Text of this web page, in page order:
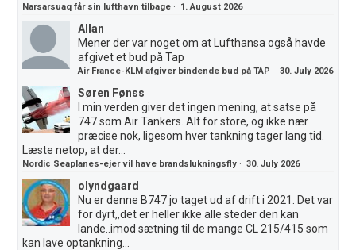
Narsarsuaq får sin lufthavn tilbage · 1. August 2026
Allan
Mener der var noget om at Lufthansa også havde
afgivet et bud på Tap
Air France-KLM afgiver bindende bud på TAP ·30. July 2026
Søren Fønss
I min verden giver det ingen mening, at satse på
747 som Air Tankers. Alt for store, og ikke nær
præcise nok, ligesom hver tankning tager lang tid.
Læste netop, at der...
Nordic Seaplanes-ejer vil have brandslukningsfly ·30. July 2026
olyndgaard
Nu er denne B747 jo taget ud af drift i 2021. Det var
for dyrt,,det er heller ikke alle steder den kan
lande..imod sætning til de mange CL 215/415 som
kan lave optankning...